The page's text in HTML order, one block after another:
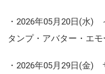
・2026年05月20日(水)
タンプ・アバター・エ
・2026年05月29日(金)